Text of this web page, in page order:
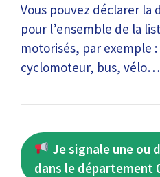
Vous pouvez déclarer la
pour l’ensemble de la
motorisés, par exemple
cyclomoteur, bus, vélo…
Je signale une ou
dans le département